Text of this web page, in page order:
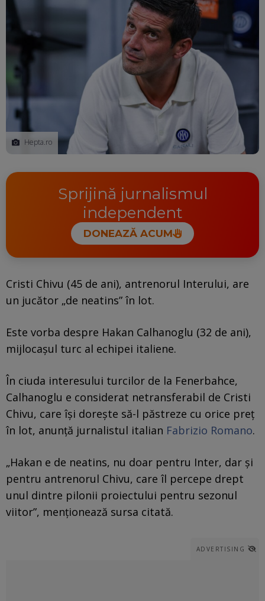
Hepta.ro
Sprijină jurnalismul
independent
DONEAZĂ ACUM
Cristi Chivu (45 de ani), antrenorul Interului, are
un jucător „de neatins” în lot.
Este vorba despre Hakan Calhanoglu (32 de ani),
mijlocașul turc al echipei italiene.
În ciuda interesului turcilor de la Fenerbahce,
Calhanoglu e considerat netransferabil de Cristi
Chivu, care își dorește să-l păstreze cu orice preț
în lot, anunță jurnalistul italian Fabrizio Romano.
„Hakan e de neatins, nu doar pentru Inter, dar și
pentru antrenorul Chivu, care îl percepe drept
unul dintre pilonii proiectului pentru sezonul
viitor”, menționează sursa citată.
ADVERTISING